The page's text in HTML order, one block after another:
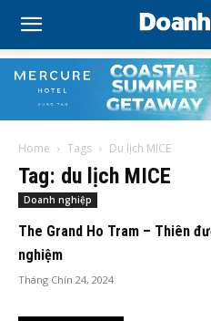
Home Tags Du lịch MICE
Tag: du lịch MICE
Doanh nghiệp
The Grand Ho Tram – Thiên
nghiệm
Tháng Chín 24, 2024